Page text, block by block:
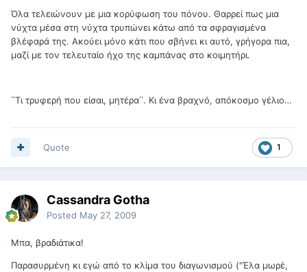
Όλα τελειώνουν με μια κορύφωση του πόνου. Θαρρεί πως μια
νύχτα μέσα στη νύχτα τρυπώνει κάτω από τα σφραγισμένα
βλέφαρά της. Ακούει μόνο κάτι που σβήνει κι αυτό, γρήγορα πια,
μαζί με τον τελευταίο ήχο της καμπάνας στο κοιμητήρι.
΄΄Τι τρυφερή που είσαι, μητέρα΄΄. Κι ένα βραχνό, απόκοσμο γέλιο…
1
Quote
Cassandra Gotha
Posted May 27, 2009
Μπα, βραδιάτικα!
Παρασυρμένη κι εγώ από το κλίμα του διαγωνισμού ("Έλα μωρέ,